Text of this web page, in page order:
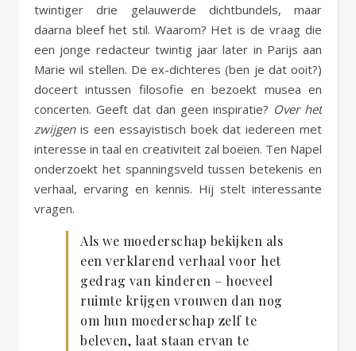
twintiger drie gelauwerde dichtbundels, maar
daarna bleef het stil. Waarom? Het is de vraag die
een jonge redacteur twintig jaar later in Parijs aan
Marie wil stellen. De ex-dichteres (ben je dat ooit?)
doceert intussen filosofie en bezoekt musea en
concerten. Geeft dat dan geen inspiratie? Over het
zwijgen is een essayistisch boek dat iedereen met
interesse in taal en creativiteit zal boeien. Ten Napel
onderzoekt het spanningsveld tussen betekenis en
verhaal, ervaring en kennis. Hij stelt interessante
vragen.
Als we moederschap bekijken als
een verklarend verhaal voor het
gedrag van kinderen – hoeveel
ruimte krijgen vrouwen dan nog
om hun moederschap zelf te
beleven, laat staan ervan te